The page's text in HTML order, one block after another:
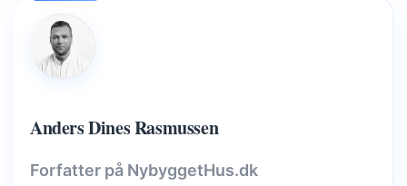
Anders Dines Rasmussen
Forfatter på NybyggetHus.dk